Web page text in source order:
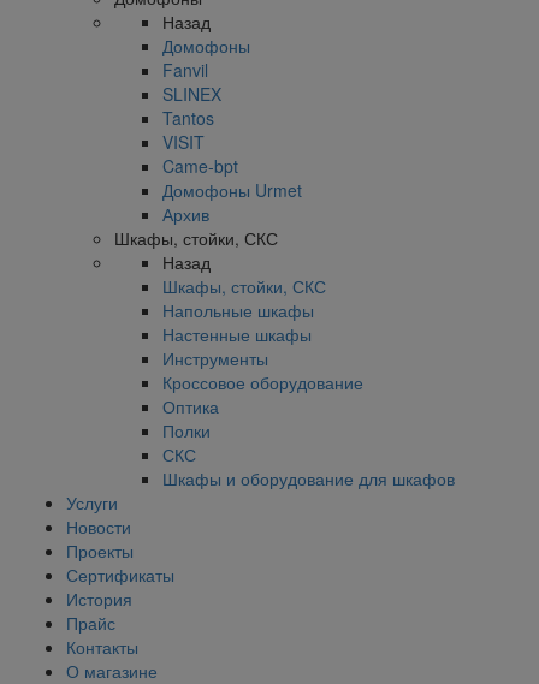
Назад
Домофоны
Fanvil
SLINEX
Tantos
VISIT
Came-bpt
Домофоны Urmet
Архив
Шкафы, стойки, СКС
Назад
Шкафы, стойки, СКС
Напольные шкафы
Настенные шкафы
Инструменты
Кроссовое оборудование
Оптика
Полки
СКС
Шкафы и оборудование для шкафов
Услуги
Новости
Проекты
Сертификаты
История
Прайс
Контакты
О магазине